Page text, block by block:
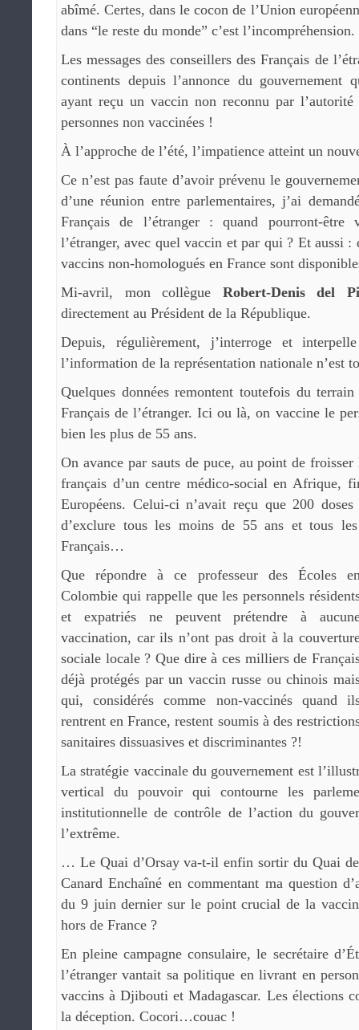
abîmé. Certes, dans le cocon de l’Union
dans “le reste du monde” c’est l’incompréhension.
Les messages des conseillers des Français de
continents depuis l’annonce du gouvernement
ayant reçu un vaccin non reconnu par l’autorité
personnes non vaccinées !
À l’approche de l’été, l’impatience atteint un
Ce n’est pas faute d’avoir prévenu le
d’une réunion entre parlementaires, j’ai
Français de l’étranger : quand pourront-être
l’étranger, avec quel vaccin et par qui ? Et aussi :
vaccins non-homologués en France sont
Mi-avril, mon collègue Robert-Denis del
directement au Président de la République.
Depuis, régulièrement, j’interroge et
l’information de la représentation nationale n’est
Quelques données remontent toutefois du
Français de l’étranger. Ici ou là, on vaccine le
bien les plus de 55 ans.
On avance par sauts de puce, au point de
français d’un centre médico-social en Afrique,
Européens. Celui-ci n’avait reçu que 200
d’exclure tous les moins de 55 ans et tous les
Français…
Que répondre à ce professeur des Écoles
Colombie qui rappelle que les personnels
et expatriés ne peuvent prétendre à
vaccination, car ils n’ont pas droit à la
sociale locale ? Que dire à ces milliers de
déjà protégés par un vaccin russe ou chinois
qui, considérés comme non-vaccinés quand
rentrent en France, restent soumis à des
sanitaires dissuasives et discriminantes ?!
La stratégie vaccinale du gouvernement est
vertical du pouvoir qui contourne les
institutionnelle de contrôle de l’action du
l’extrême.
… Le Quai d’Orsay va-t-il enfin sortir du Quai
Canard Enchaîné en commentant ma question
du 9 juin dernier sur le point crucial de la
hors de France ?
En pleine campagne consulaire, le secrétaire
l’étranger vantait sa politique en livrant en
vaccins à Djibouti et Madagascar. Les élections
la déception. Cocori…couac !